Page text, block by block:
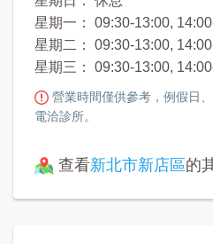
星期一： 09:30-13:00,
星期二： 09:30-13:00,
星期三： 09:30-13:00,
營業時間僅供參考，例假日
電洽診所。
查看新北市新店區的